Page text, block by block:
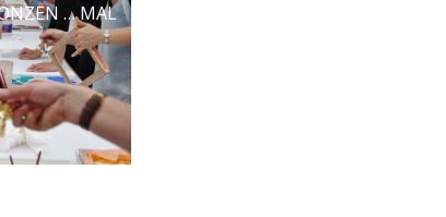
… MAL